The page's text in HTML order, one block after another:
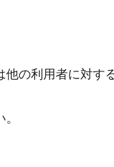
の利用者に対す